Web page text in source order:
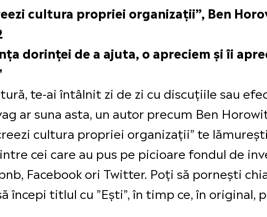
cultura propriei organizații”, Ben
dorinței de a ajuta, o apreciem și îi
te-ai întâlnit zi de zi cu discuțiile sau
ar suna asta, un autor precum Ben
cultura propriei organizații” te
cei care au pus pe picioare fondul de
Facebook ori Twitter. Poți să pornești
începi titlul cu ”Ești”, în timp ce, în original,